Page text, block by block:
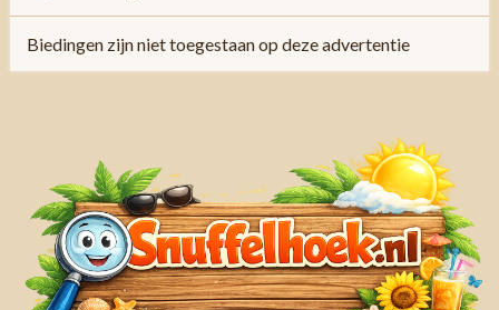
Biedingen zijn niet toegestaan op deze advertentie